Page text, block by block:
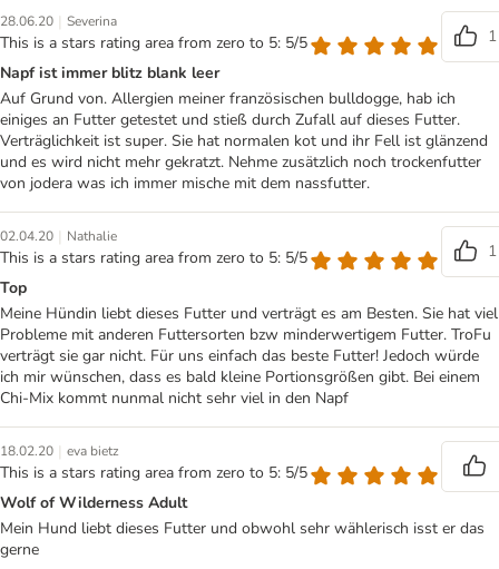
28.06.20 | Severina
This is a stars rating area from zero to 5: 5/5
1
Napf ist immer blitz blank leer
Auf Grund von. Allergien meiner französischen bulldogge, hab ich
einiges an Futter getestet und stieß durch Zufall auf dieses Futter.
Verträglichkeit ist super. Sie hat normalen kot und ihr Fell ist glänzend
und es wird nicht mehr gekratzt. Nehme zusätzlich noch trockenfutter
von jodera was ich immer mische mit dem nassfutter.
02.04.20 | Nathalie
This is a stars rating area from zero to 5: 5/5
1
Top
Meine Hündin liebt dieses Futter und verträgt es am Besten. Sie hat viel
Probleme mit anderen Futtersorten bzw minderwertigem Futter. TroFu
verträgt sie gar nicht. Für uns einfach das beste Futter! Jedoch würde
ich mir wünschen, dass es bald kleine Portionsgrößen gibt. Bei einem
Chi-Mix kommt nunmal nicht sehr viel in den Napf
18.02.20 | eva bietz
This is a stars rating area from zero to 5: 5/5
Wolf of Wilderness Adult
Mein Hund liebt dieses Futter und obwohl sehr wählerisch isst er das
gerne